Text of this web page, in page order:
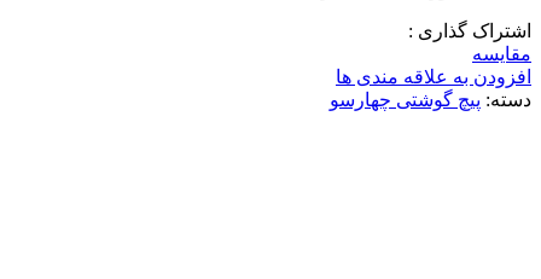
اشتراک گذاری :
مقایسه
افزودن به علاقه مندی ها
دسته: پیچ گوشتی چهارسو